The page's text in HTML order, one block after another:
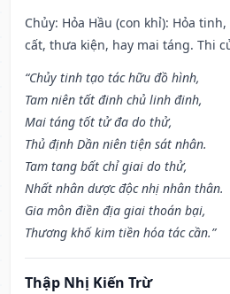
Chủy: Hỏa Hầu (con khỉ): Hỏa
cất, thưa kiện, hay mai táng. Thi
“Chủy tinh tạo tác hữu đồ hình,
Tam niên tất đinh chủ linh đinh,
Mai táng tốt tử đa do thử,
Thủ định Dần niên tiện sát nhân.
Tam tang bất chỉ giai do thử,
Nhất nhân dược độc nhị nhân thân.
Gia môn điền địa giai thoán bại,
Thương khố kim tiền hóa tác cần.”
Thập Nhị Kiến Trừ